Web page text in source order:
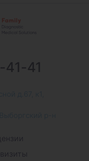
41-41